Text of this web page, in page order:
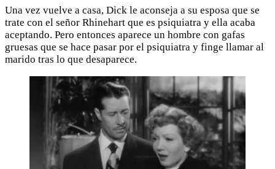
Una vez vuelve a casa, Dick le aconseja a su esposa que se
trate con el señor Rhinehart que es psiquiatra y ella acaba
aceptando. Pero entonces aparece un hombre con gafas
gruesas que se hace pasar por el psiquiatra y finge llamar al
marido tras lo que desaparece.